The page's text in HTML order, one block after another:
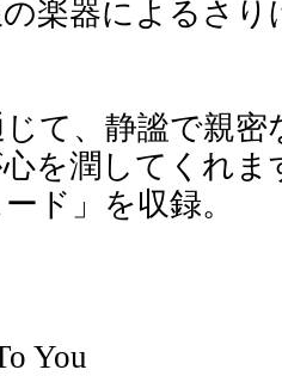
楽器によるさ
て、静謐で親
を潤してくれ
ド」を収録。
You